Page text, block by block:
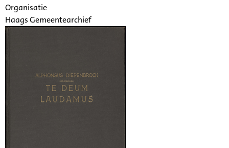
Organisatie
Haags Gemeentearchief